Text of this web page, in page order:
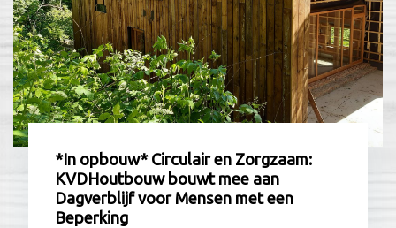
*In opbouw* Circulair en Zorgzaam:
KVDHoutbouw bouwt mee aan
Dagverblijf voor Mensen met een
Beperking